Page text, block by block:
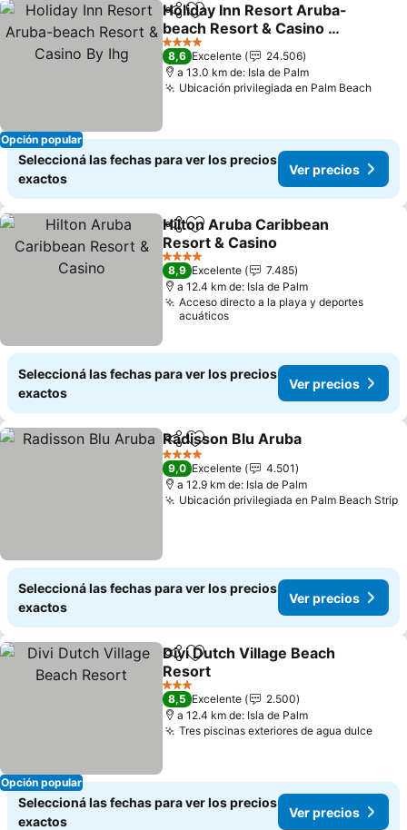
Opción popular
CompartirAñadir a favoritos
Holiday Inn Resort Aruba-
beach Resort & Casino By
Ihg
4 Estrellas
8,6 Excelente
24.506
a 13.0 km de: Isla de Palm
Ubicación privilegiada en Palm Beach
Seleccioná las fechas para ver los precios
exactos
Ver precios
CompartirAñadir a favoritos
Hilton Aruba Caribbean
Resort & Casino
4 Estrellas
8,9 Excelente
7.485
a 12.4 km de: Isla de Palm
Acceso directo a la playa y deportes
acuáticos
Seleccioná las fechas para ver los precios
exactos
Ver precios
CompartirAñadir a favoritos
Radisson Blu Aruba
4 Estrellas
9,0 Excelente
4.501
a 12.9 km de: Isla de Palm
Ubicación privilegiada en Palm Beach Strip
Seleccioná las fechas para ver los precios
exactos
Ver precios
Opción popular
CompartirAñadir a favoritos
Divi Dutch Village Beach
Resort
3 Estrellas
8,5 Excelente
2.500
a 12.4 km de: Isla de Palm
Tres piscinas exteriores de agua dulce
Seleccioná las fechas para ver los precios
exactos
Ver precios